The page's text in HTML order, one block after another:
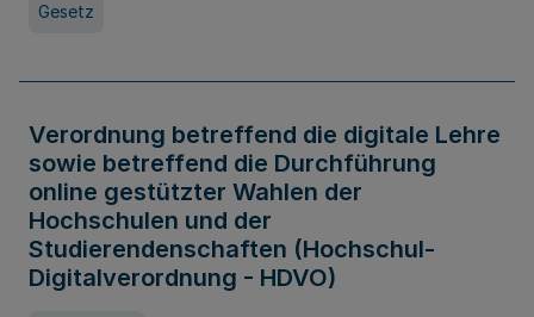
Gesetz
Verordnung betreffend die digitale Lehre
sowie betreffend die Durchführung
online gestützter Wahlen der
Hochschulen und der
Studierendenschaften (Hochschul-
Digitalverordnung - HDVO)